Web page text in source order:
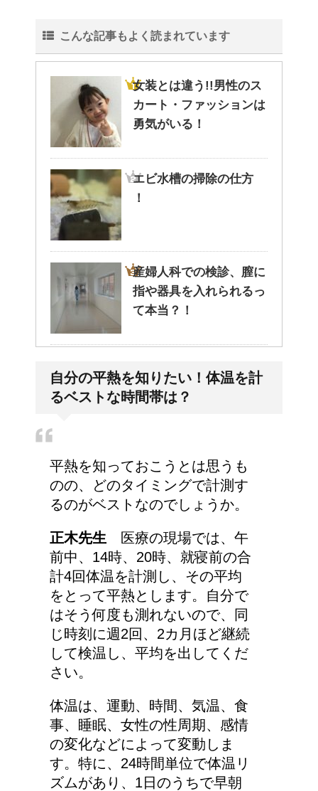
こんな記事もよく読まれています
女装とは違う!!男性のス
カート・ファッションは
勇気がいる！
エビ水槽の掃除の仕方
！
産婦人科での検診、膣に
指や器具を入れられるっ
て本当？！
走行で車のライトは上向
き？下向き？
高齢者の子宮からの出血
について
詳しく知りたい！イギリ
ス式の食事マナー
猫の長毛は雑種でも可愛
いの？！
労災保険の請求で病院が
2か所の場合はどうなる
の？
自分の平熱を知りたい！体温を計
るベストな時間帯は？
平熱を知っておこうとは思うも
のの、どのタイミングで計測す
るのがベストなのでしょうか。
正木先生 医療の現場では、午
前中、14時、20時、就寝前の合
計4回体温を計測し、その平均
をとって平熱とします。自分で
はそう何度も測れないので、同
じ時刻に週2回、2カ月ほど継続
して検温し、平均を出してくだ
さい。
体温は、運動、時間、気温、食
事、睡眠、女性の性周期、感情
の変化などによって変動しま
す。特に、24時間単位で体温リ
ズムがあり、1日のうちで早朝